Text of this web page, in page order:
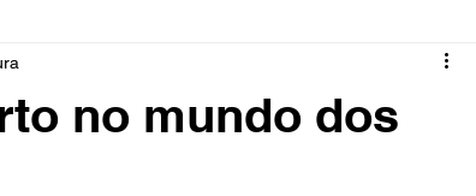
no mundo dos